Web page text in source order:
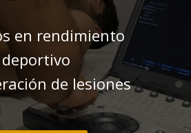
en rendimiento
deportivo
de lesiones